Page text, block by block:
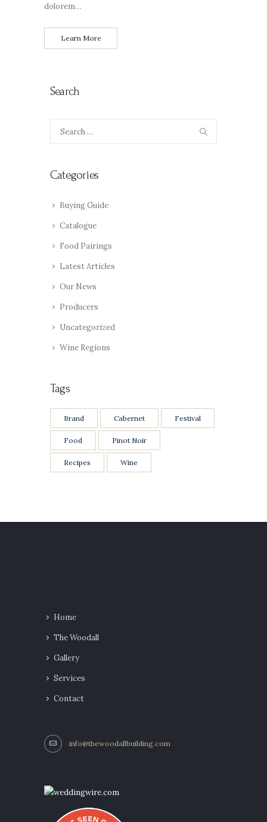
dolorem…
Learn More
Search
Categories
Buying Guide
Catalogue
Food Pairings
Latest Articles
Our News
Producers
Uncategorized
Wine Regions
Tags
Brand Cabernet Festival
Food Pinot Noir
Recipes Wine
Home
The Woodall
Gallery
Services
Contact
info@thewoodallbuilding.com